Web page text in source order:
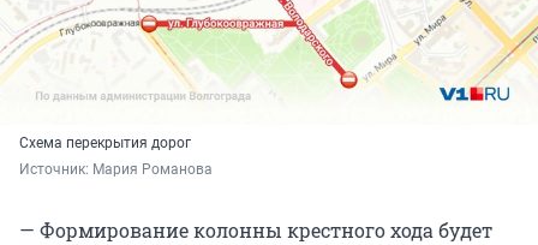
Схема перекрытия дорог
Источник: Мария Романова
— Формирование колонны крестного хода будет